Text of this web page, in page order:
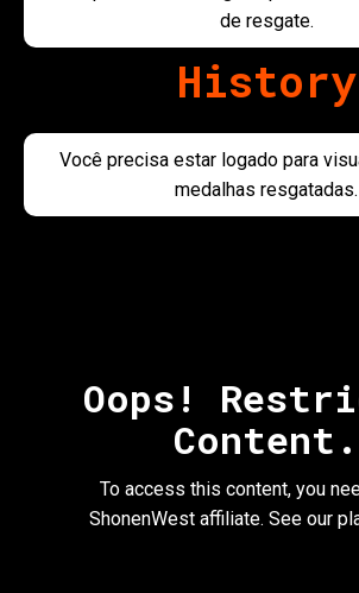
de resgate.
History
Você precisa estar logado para
medalhas resgatadas.
Oops!
Content.
To access this content, you
ShonenWest affiliate. See our